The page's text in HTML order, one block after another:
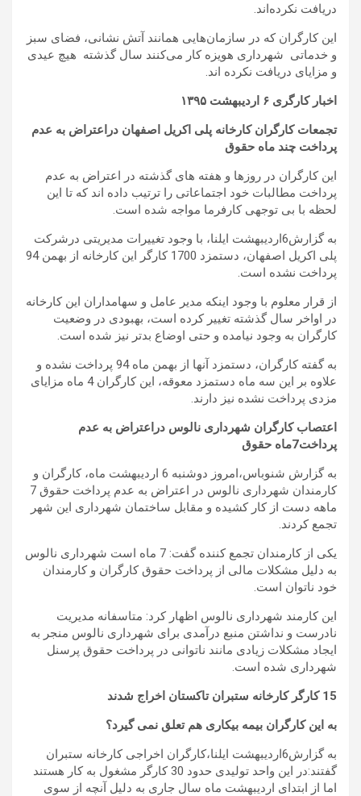
دریافت نکرده‌اند.
این کارگران که در سازمان‌هایی همانند آتش نشانی، فضای سبز
و خدماتی شهرداری هویزه کار می‌کنند سال گذشته هیچ عیدی
و مزایای دریافت نکرده اند.
اخبار کارگری ۶ اردیبهشت ۱۳۹۵
تجمعات کارگران کارخانه پلی اکریل اصفهان دراعتراض به عدم
پرداخت چند ماه حقوق
این کارگران در روزها و هفته های گذشته در اعتراض به عدم
پرداخت مطالبات خود اجتماعاتی را ترتیب داده اند که تا این
لحظه با بی توجهی کارفرما مواجه شده است.
به گزارش6اردیبهشت ایلنا، با وجود تغییرات مدیریتی درشرکت
پلی اکریل اصفهان، دستمزد 1700 کارگر این کارخانه از بهمن 94
پرداخت نشده است.
از قرار معلوم با وجود اینکه مدیر عامل و سهامداران این کارخانه
در اواخر سال گذشته تغییر کرده است، بهبودی در وضعیت
کارگران به وجود نیامده و حتی اوضاع بدتر نیز شده است.
به گفته کارگران، دستمزد آنها از بهمن ماه 94 پرداخت نشده و
علاوه بر این سه ماه دستمزد معوقه، این کارگران 4 ماه مزایای
مزدی پرداخت نشده نیز دارند.
اعتصاب کارگران شهرداری نالوس دراعتراض به عدم
پرداخت7ماه حقوق
به گزارش شنوباس،امروز دوشنبه 6 اردیبهشت ماه، کارگران و
کارمندان شهرداری نالوس در اعتراض به عدم پرداخت حقوق 7
ماهه دست از کار کشیده و مقابل ساختمان شهرداری این شهر
تجمع کردند.
یکی از کارمندان تجمع کننده گفت: 7 ماه است شهرداری نالوس
به دلیل مشکلات مالی از پرداخت حقوق کارگران و کارمندان
خود ناتوان است.
این کارمند شهرداری نالوس اظهار کرد: متاسفانه مدیریت
نادرست و نداشتن منبع درآمدی برای شهرداری نالوس منجر به
ایجاد مشکلات زیادی مانند ناتوانی در پرداخت حقوق پرسنل
شهرداری شده است.
15 کارگر کارخانه ستبران تاکستان اخراج شدند
به این کارگران بیمه بیکاری هم تعلق نمی گیرد؟
به گزارش6اردیبهشت ایلنا،کارگران اخراجی کارخانه ستبران
گفتند:در این واحد تولیدی حدود 30 کارگر مشغول به کار هستند
اما از ابتدای اردیبهشت ماه سال جاری به دلیل آنچه از سوی